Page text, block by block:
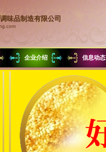
味品制造有限公司
企业介绍 信息动态